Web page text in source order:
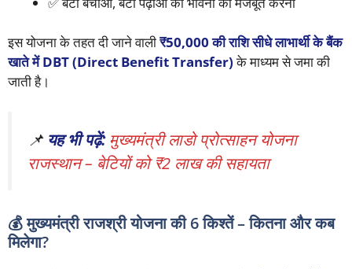
इस योजना के तहत दी जाने वाली₹50,000 की राशि सीधे लाभार्थी के बैंक
खाते में DBT (Direct Benefit Transfer)के माध्यम से जमा की
जाती है।
📌 यह भी पढ़ें: मुख्यमंत्री लाडो प्रोत्साहन योजना
राजस्थान – बेटियों को ₹2 लाख की सहायता
💰 मुख्यमंत्री राजश्री योजना की 6 किश्तें – कितना और कब
मिलेगा?